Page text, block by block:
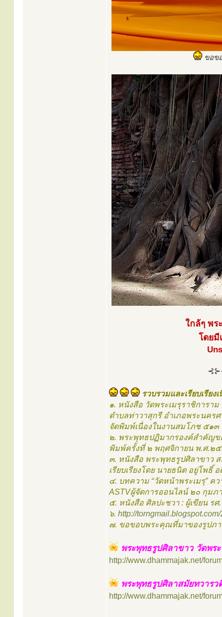
ขอขอ
ใกล้ๆ พร
โดยมี
รวบรวมและเรียบเรียง
๑. หนังสือ วัดพระเมรุราชิการาม
ตำบลท่าวาสุกรี อำเภอพระนคร
จัดพิมพ์เนื่องในงานสมโภช ๕๑
๒. พระพุทธปฏิมากรองค์สำคัญข
พิมพ์ครั้งที่ ๒ พฤศจิกายน พ.ศ.๒
๓. หนังสือ พระพุทธรูปศิลาขาว
เรียบเรียงโดย นายธนิต อยู่โพธิ์
๔. บทความ “วัดหน้าพระเมรุ” ค
ASTVผู้จัดการออนไลน์ ๒๐ กุม
๕. หนังสือ ศิลปะชวา : ผู้เขียน ร
๖. http://
๗. ขอขอบพระคุณที่มาของรูปภ
พระพุทธรูปศิลาขาว วัดพร
http://www.dhammajak.net/
พระพุทธรูปศิลาสมัยทวารว
http://www.dhammajak.net/